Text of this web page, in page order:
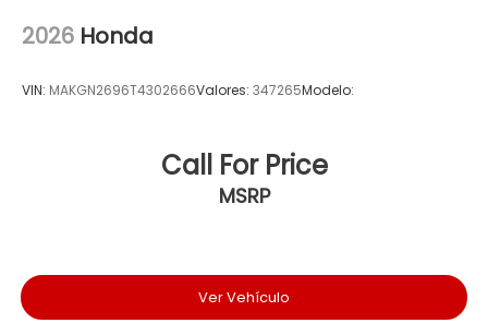
2026 Honda
VIN: MAKGN2696T4302666Valores: 347265Modelo:
Call For Price
MSRP
Ver Vehículo